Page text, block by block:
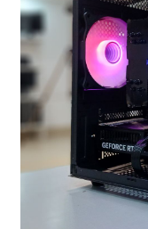
Оформление заказа